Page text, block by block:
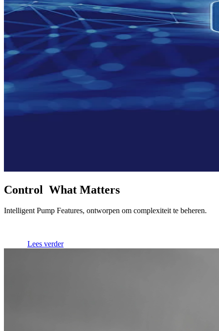
Control What Matters
Intelligent Pump Features, ontworpen om complexiteit te beheren.
Lees verder